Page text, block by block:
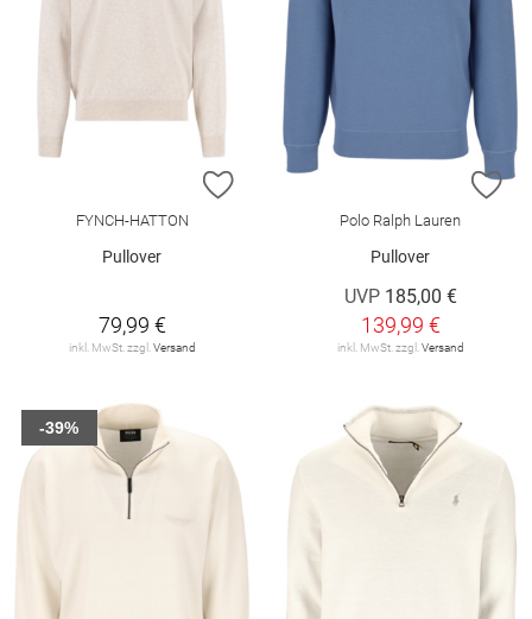
ZUR WUNSCHLISTE HINZUFÜGEN
FYNCH-HATTON
Pullover
79,99 €
inkl. MwSt. zzgl. Versand
Polo Ralph Lauren
Pullover
UVP 185,00 €
139,99 €
inkl. MwSt. zzgl. Versand
-39%